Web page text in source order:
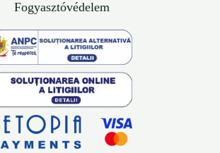
Fogyasztóvédelem